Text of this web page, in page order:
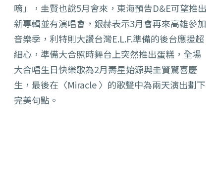
唷」， 圭賢也說5月會來，東海預告D&E可望推出
新專輯並有演唱會， 銀赫表示3月會再來高雄參加
音樂季，利特則大讚台灣E.L.F.準備的後台應援超
細心，準備大合照時舞台上突然推出蛋糕， 全場
大合唱生日快樂歌為2月壽星始源與圭賢驚喜慶
生，最後在〈Miracle 〉的歌聲中為兩天演出劃下
完美句點。